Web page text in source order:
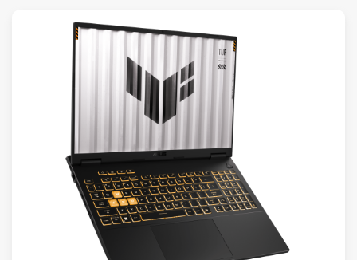
Impression
Stockage
Electroménager
Bureautique